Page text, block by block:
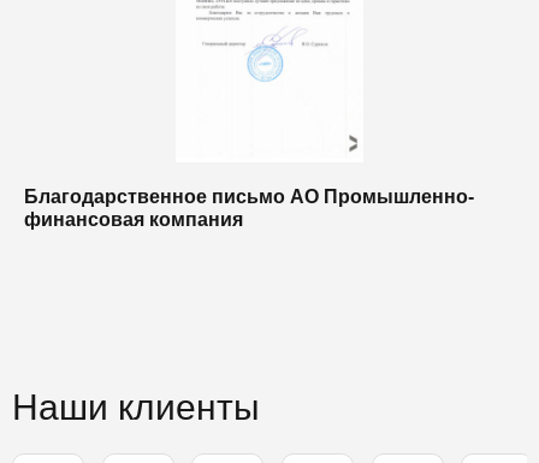
Благодарственное письмо АО Промышленно-
финансовая компания
Наши клиенты